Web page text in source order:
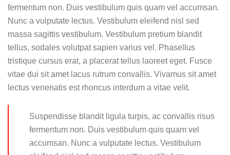
fermentum non. Duis vestibulum quis quam vel accumsan.
Nunc a vulputate lectus. Vestibulum eleifend nisl sed
massa sagittis vestibulum. Vestibulum pretium blandit
tellus, sodales volutpat sapien varius vel. Phasellus
tristique cursus erat, a placerat tellus laoreet eget. Fusce
vitae dui sit amet lacus rutrum convallis. Vivamus sit amet
lectus venenatis est rhoncus interdum a vitae velit.
Suspendisse blandit ligula turpis, ac convallis risus
fermentum non. Duis vestibulum quis quam vel
accumsan. Nunc a vulputate lectus. Vestibulum